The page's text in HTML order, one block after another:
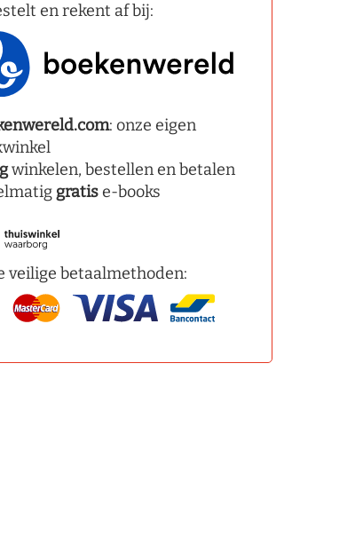
en rekent af bij:
: onze eigen
winkelen, bestellen en betalen
gratise-books
veilige betaalmethoden: